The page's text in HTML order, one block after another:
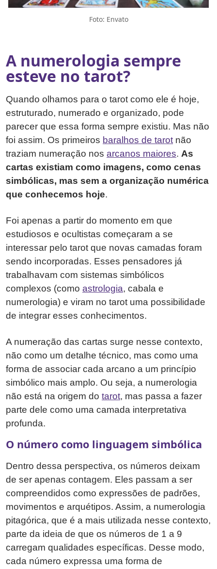
Foto: Envato
A numerologia sempre
esteve no tarot?
Quando olhamos para o tarot como ele é hoje,
estruturado, numerado e organizado, pode
parecer que essa forma sempre existiu. Mas não
foi assim. Os primeiros baralhos de tarot não
traziam numeração nos arcanos maiores. As
cartas existiam como imagens, como cenas
simbólicas, mas sem a organização numérica
que conhecemos hoje.
Foi apenas a partir do momento em que
estudiosos e ocultistas começaram a se
interessar pelo tarot que novas camadas foram
sendo incorporadas. Esses pensadores já
trabalhavam com sistemas simbólicos
complexos (como astrologia, cabala e
numerologia) e viram no tarot uma possibilidade
de integrar esses conhecimentos.
A numeração das cartas surge nesse contexto,
não como um detalhe técnico, mas como uma
forma de associar cada arcano a um princípio
simbólico mais amplo. Ou seja, a numerologia
não está na origem do tarot, mas passa a fazer
parte dele como uma camada interpretativa
profunda.
O número como linguagem simbólica
Dentro dessa perspectiva, os números deixam
de ser apenas contagem. Eles passam a ser
compreendidos como expressões de padrões,
movimentos e arquétipos. Assim, a numerologia
pitagórica, que é a mais utilizada nesse contexto,
parte da ideia de que os números de 1 a 9
carregam qualidades específicas. Desse modo,
cada número expressa uma forma de